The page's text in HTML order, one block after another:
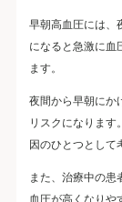
早朝高血圧には、
になると急激に血
ます。
夜間から早朝にか
リスクになります
因のひとつとして
また、治療中の患
血圧が高くなりや